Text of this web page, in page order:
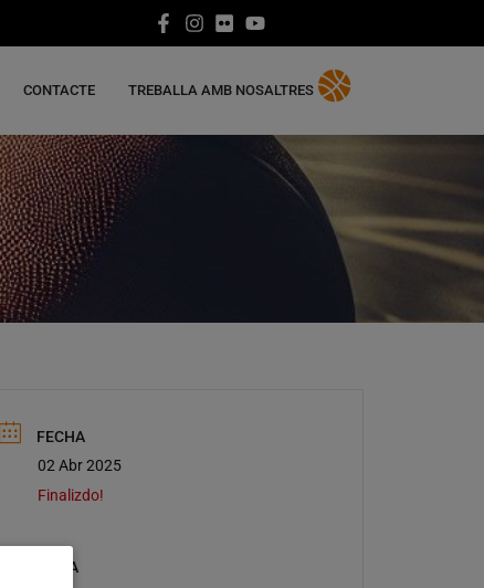
CONTACTE TREBALLA AMB NOSALTRES
FECHA
02 Abr 2025
Finalizdo!
HORA